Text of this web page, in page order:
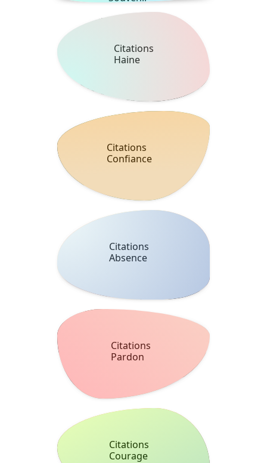
Citations
Haine
Citations
Confiance
Citations
Absence
Citations
Pardon
Citations
Courage